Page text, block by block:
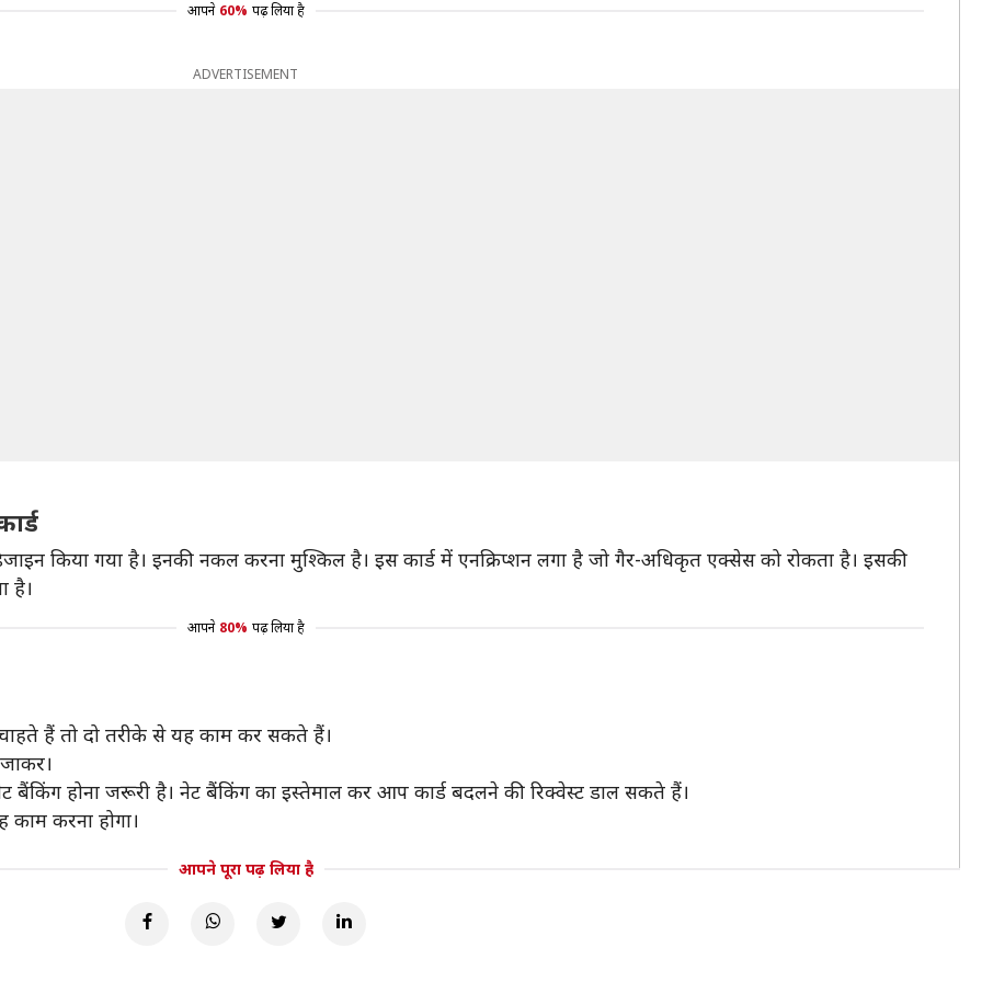
आपने 60% पढ़ लिया है
ADVERTISEMENT
किया गया है। इनकी नकल करना मुश्किल है। इस कार्ड में एनक्रिप्शन लगा है जो गैर-अधिकृत एक्सेस को रोकता है। इसकी
है।
आपने 80% पढ़ लिया है
हैं तो दो तरीके से यह काम कर सकते हैं।
होना जरूरी है। नेट बैंकिंग का इस्तेमाल कर आप कार्ड बदलने की रिक्वेस्ट डाल सकते हैं।
करना होगा।
आपने पूरा पढ़ लिया है